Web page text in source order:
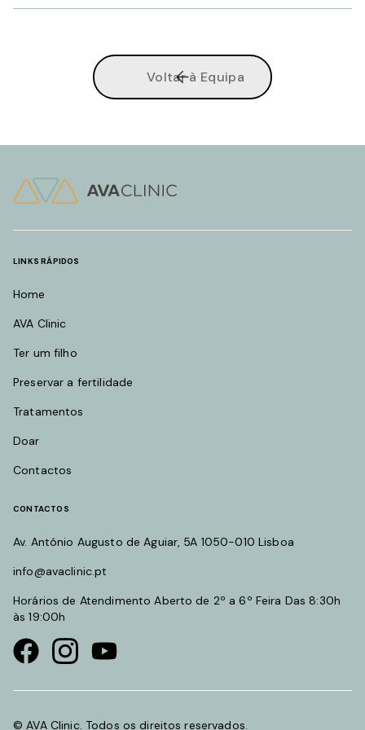
Voltar à Equipa
LINKS RÁPIDOS
Home
AVA Clinic
Ter um filho
Preservar a fertilidade
Tratamentos
Doar
Contactos
CONTACTOS
Av. António Augusto de Aguiar, 5A 1050-010 Lisboa
info@avaclinic.pt
Horários de Atendimento Aberto de 2º a 6º Feira Das 8:30h
às 19:00h
Visit our Facebook page
Visit our instagram page
Visit our youtube page
© AVA Clinic. Todos os direitos reservados.